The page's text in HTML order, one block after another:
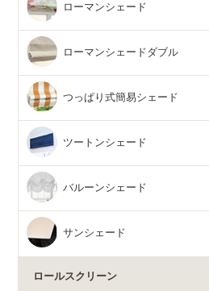
ローマンシェード
ローマンシェードダブル
つっぱり式簡易シェード
ツートンシェード
バルーンシェード
サンシェード
ロールスクリーン